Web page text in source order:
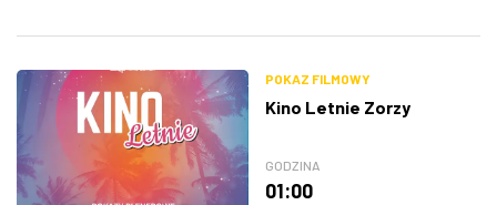
POKAZ FILMOWY
Kino Letnie Zorzy
GODZINA
01:00